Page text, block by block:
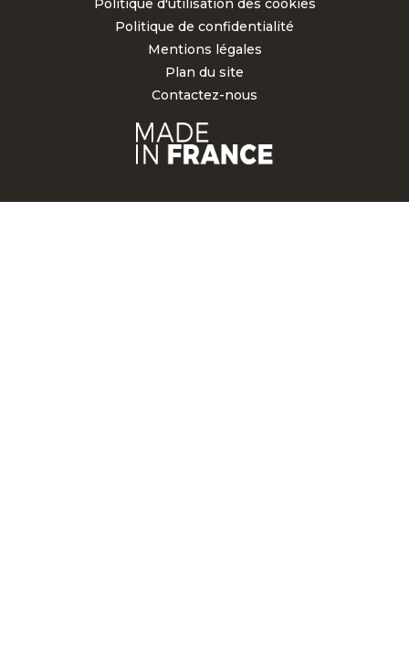
Politique d'utilisation des cookies
Politique de confidentialité
Mentions légales
Plan du site
Contactez-nous